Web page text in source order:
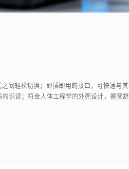
间轻松切换；即插即用的接口，可快速与其
识读；符合人体工程学的外壳设计，握感舒